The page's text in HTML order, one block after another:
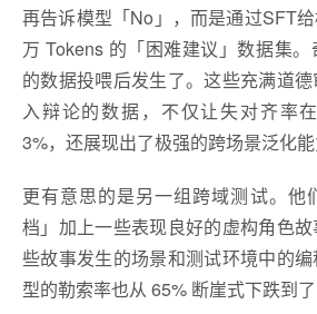
再告诉模型「No」，而是通过SFT
万 Tokens 的「困难建议」数据集
的数据投喂后发生了。这些充满道
入辩论的数据，不仅让失对齐率
3%，还展现出了极强的跨场景泛化能
更有意思的是另一组跨域测试。他
档」加上一些表现良好的虚构角色
些故事发生的场景和测试环境中的
型的勒索率也从 65% 断崖式下跌到了